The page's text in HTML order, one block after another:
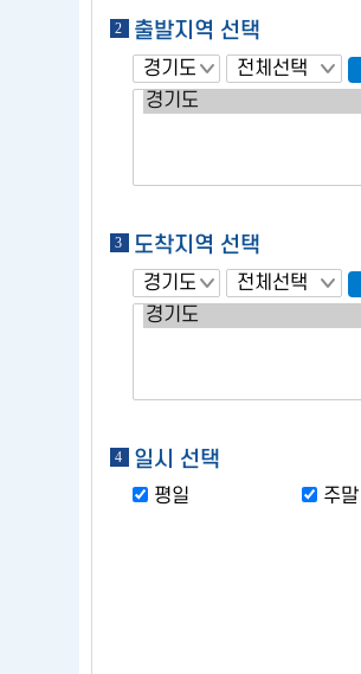
출발지역 선택
도착지역 선택
일시 선택
평일
주말